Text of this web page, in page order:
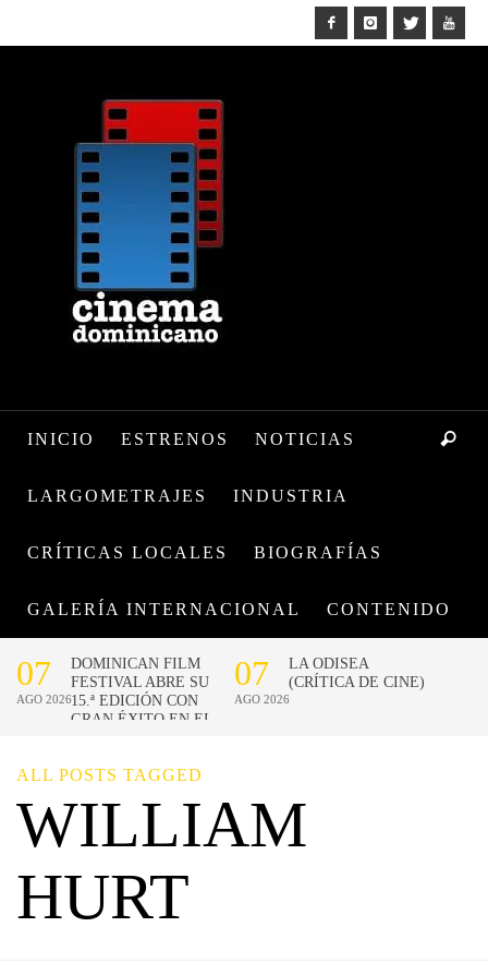
INICIO ESTRENOS NOTICIAS
LARGOMETRAJES INDUSTRIA
CRÍTICAS LOCALES BIOGRAFÍAS
GALERÍA INTERNACIONAL CONTENIDO
ALL POSTS TAGGED
WILLIAM
HURT